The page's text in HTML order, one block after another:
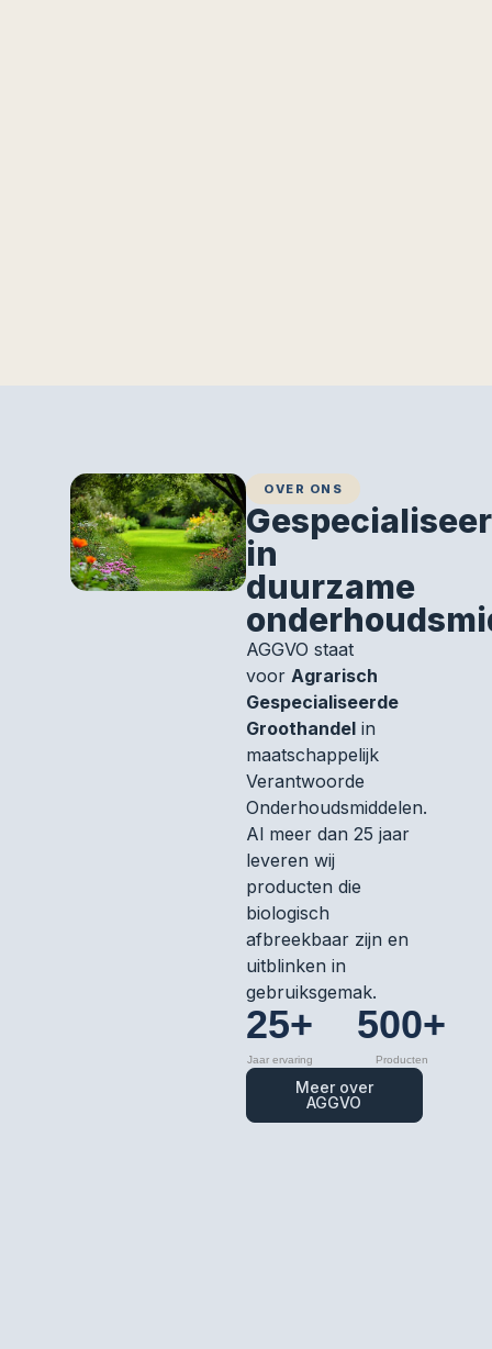
OVER ONS
in
duurzame
AGGVO staat
voor Agrarisch
Gespecialiseerde
Groothandel in
maatschappelijk
Verantwoorde
Onderhoudsmiddelen.
Al meer dan 25 jaar
leveren wij
producten die
biologisch
afbreekbaar zijn en
uitblinken in
gebruiksgemak.
25+
Jaar ervaring
500+
Producten
Meer over
AGGVO